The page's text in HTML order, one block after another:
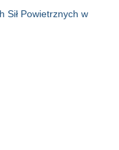
Sił Powietrznych w